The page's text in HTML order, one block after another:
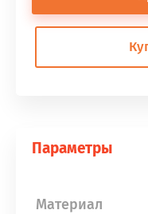
Параметры
Материал